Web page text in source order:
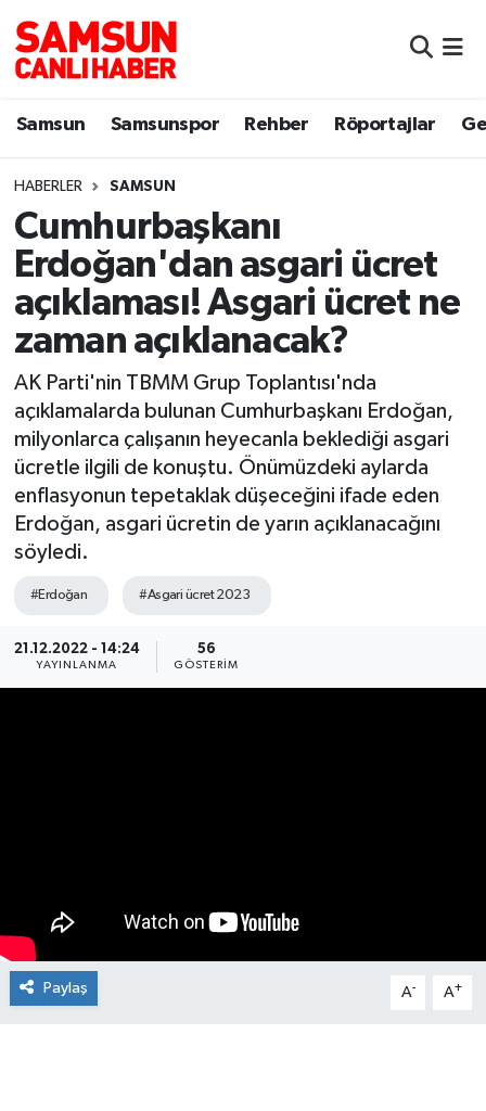
Samsun Samsunspor Rehber Röportajlar
HABERLER SAMSUN
Cumhurbaşkanı
Erdoğan'dan asgari ücret
açıklaması! Asgari ücret ne
zaman açıklanacak?
AK Parti'nin TBMM Grup Toplantısı'nda
açıklamalarda bulunan Cumhurbaşkanı Erdoğan,
milyonlarca çalışanın heyecanla beklediği asgari
ücretle ilgili de konuştu. Önümüzdeki aylarda
enflasyonun tepetaklak düşeceğini ifade eden
Erdoğan, asgari ücretin de yarın açıklanacağını
söyledi.
#Erdoğan #Asgari ücret 2023
21.12.2022 - 14:24
YAYINLANMA
56
GÖSTERIM
Paylaş A- A+
Samsun
Sokak Röportajları
Genel
Dünya
Eğitim
Sağlık
Yemek
Manşet Haberi
Samsun Nöbetçi Eczaneler
Samsun Hava Durumu
Samsun Namaz Vakitleri
Samsun Trafik Yoğunluk Haritası
Süper Lig Puan Durumu ve Fikstür
Tüm Manşetler
Son Dakika Haberleri
Haber Arşivi